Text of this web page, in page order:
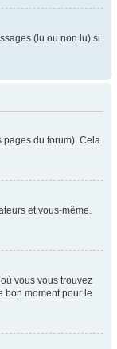
(lu ou non lu) si
du forum). Cela
et vous-même.
vous vous trouvez
bon moment pour le